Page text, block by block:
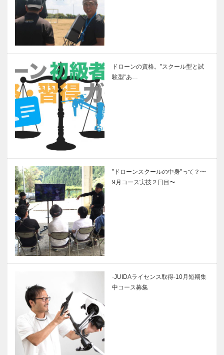
ドローンの資格。”スクール型と試
験型”あ…
”ドローンスクールの中身”って？〜
9月コース実技２日目〜
-JUIDAライセンス取得-10月短期集
中コース募集